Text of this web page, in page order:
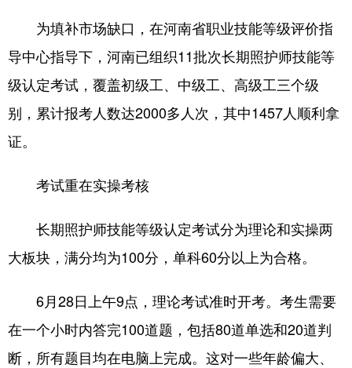
为填补市场缺口，在河南省职业技能等级评价指
导中心指导下，河南已组织11批次长期照护师技能等
级认定考试，覆盖初级工、中级工、高级工三个级
别，累计报考人数达2000多人次，其中1457人顺利拿
证。
考试重在实操考核
长期照护师技能等级认定考试分为理论和实操两
大板块，满分均为100分，单科60分以上为合格。
6月28日上午9点，理论考试准时开考。考生需要
在一个小时内答完100道题，包括80道单选和20道判
断，所有题目均在电脑上完成。这对一些年龄偏大、